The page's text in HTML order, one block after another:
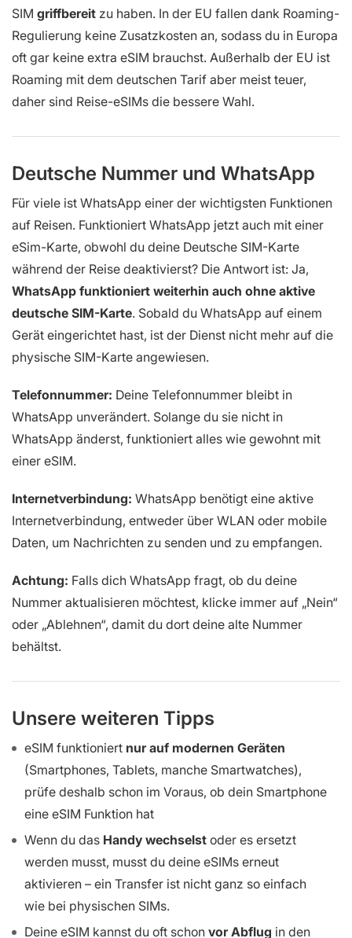
SIM griffbereit zu haben. In der EU fallen dank Roaming-
Regulierung keine Zusatzkosten an, sodass du in Europa
oft gar keine extra eSIM brauchst. Außerhalb der EU ist
Roaming mit dem deutschen Tarif aber meist teuer,
daher sind Reise-eSIMs die bessere Wahl.
Deutsche Nummer und WhatsApp
Für viele ist WhatsApp einer der wichtigsten Funktionen
auf Reisen. Funktioniert WhatsApp jetzt auch mit einer
eSim-Karte, obwohl du deine Deutsche SIM-Karte
während der Reise deaktivierst? Die Antwort ist: Ja,
WhatsApp funktioniert weiterhin auch ohne aktive
deutsche SIM-Karte. Sobald du WhatsApp auf einem
Gerät eingerichtet hast, ist der Dienst nicht mehr auf die
physische SIM-Karte angewiesen.
Telefonnummer: Deine Telefonnummer bleibt in
WhatsApp unverändert. Solange du sie nicht in
WhatsApp änderst, funktioniert alles wie gewohnt mit
einer eSIM.
Internetverbindung: WhatsApp benötigt eine aktive
Internetverbindung, entweder über WLAN oder mobile
Daten, um Nachrichten zu senden und zu empfangen.
Achtung: Falls dich WhatsApp fragt, ob du deine
Nummer aktualisieren möchtest, klicke immer auf „Nein“
oder „Ablehnen“, damit du dort deine alte Nummer
behältst.
Unsere weiteren Tipps
eSIM funktioniert nur auf modernen Geräten
(Smartphones, Tablets, manche Smartwatches),
prüfe deshalb schon im Voraus, ob dein Smartphone
eine eSIM Funktion hat
Wenn du das Handy wechselst oder es ersetzt
werden musst, musst du deine eSIMs erneut
aktivieren – ein Transfer ist nicht ganz so einfach
wie bei physischen SIMs.
Deine eSIM kannst du oft schon vor Abflug in den